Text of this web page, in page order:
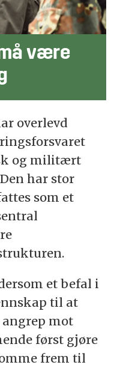
være
overlevd
og militært
har stor
som et
et befal i
til at
mot
først gjøre
frem til